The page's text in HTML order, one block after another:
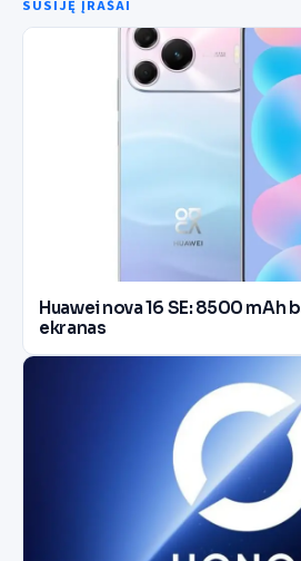
SUSIJĘ ĮRAŠAI
Huawei nova 16 SE: 8500 mAh
ekranas